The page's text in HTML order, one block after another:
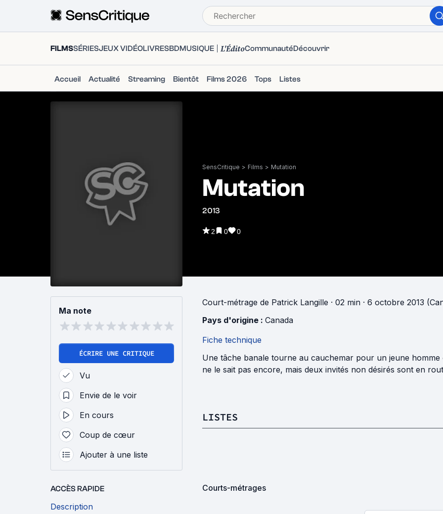
FILMSSÉRIESJEUX VIDÉOLIVRESBDMUSIQUE L'ÉditoCommunautéDécouvrir
Accueil Actualité Streaming Bientôt Films 2026 Tops Listes
SensCritique > Films > Mutation
Mutation
2013
2 0 0
Ma note
ÉCRIRE UNE CRITIQUE
Vu
Envie de le voir
En cours
Coup de cœur
Ajouter à une liste
ACCÈS RAPIDE
Description
Court-métrage de Patrick Langille · 02 min · 6 octobre 2013
Pays d'origine : Canada
Fiche technique
Une tâche banale tourne au cauchemar pour un jeune
ne le sait pas encore, mais deux invités non désirés sont en
LISTES
Courts-métrages